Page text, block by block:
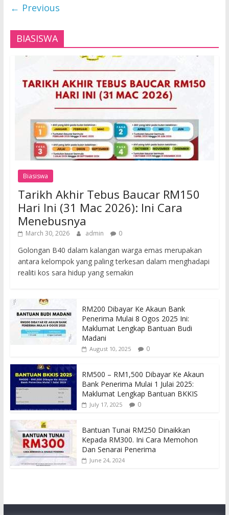
← Previous
BIASISWA
Biasiswa
Tarikh Akhir Tebus Baucar RM150
Hari Ini (31 Mac 2026): Ini Cara
Menebusnya
March 30, 2026 admin 0
Golongan B40 dalam kalangan warga emas merupakan
antara kelompok yang paling terkesan dalam menghadapi
realiti kos sara hidup yang semakin
RM200 Dibayar Ke Akaun Bank
Penerima Mulai 8 Ogos 2025 Ini:
Maklumat Lengkap Bantuan Budi
Madani
August 10, 2025 0
RM500 – RM1,500 Dibayar Ke Akaun
Bank Penerima Mulai 1 Julai 2025:
Maklumat Lengkap Bantuan BKKIS
July 17, 2025 0
Bantuan Tunai RM250 Dinaikkan
Kepada RM300. Ini Cara Memohon
Dan Senarai Penerima
June 24, 2024